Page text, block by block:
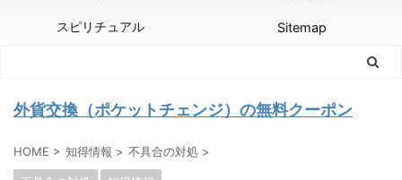
スピリチュアル Sitemap
外貨交換（ポケットチェンジ）の無料クーポン
HOME > 知得情報 > 不具合の対処 >